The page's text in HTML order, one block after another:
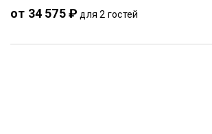
от 34 575 ₽ для 2 гостей